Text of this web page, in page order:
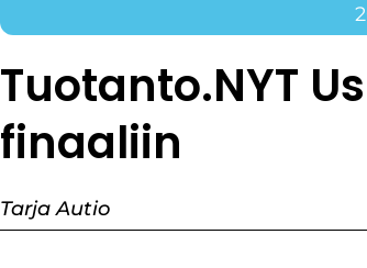
Tuotanto.NYT
finaaliin
Tarja Autio